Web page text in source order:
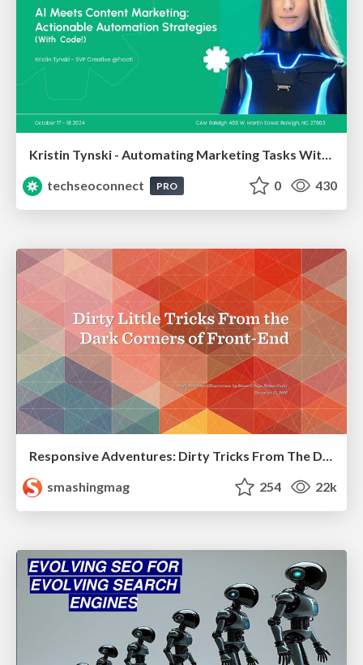
techseoconnect
PRO 0 430
Responsive Adventures: Dirty Tricks From The Dark Corners of Front-End
smashingmag
254 22k